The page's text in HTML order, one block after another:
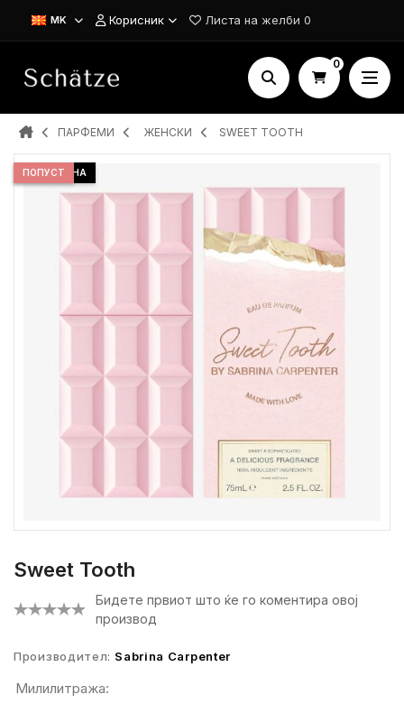
MK Корисник Листа на желби 0
0
ПАРФЕМИ ЖЕНСКИ SWEET TOOTH
ДОБРА ЦЕНА
ПОПУСТ
Sweet Tooth
Бидете првиот што ќе го коментира овој
производ
Производител: Sabrina Carpenter
Милилитража: